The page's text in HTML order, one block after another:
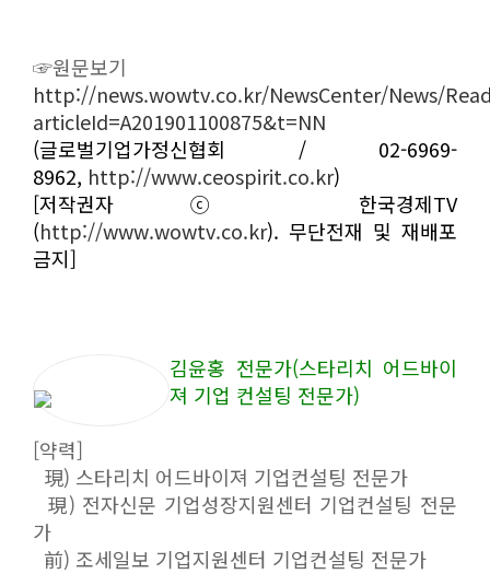
☞원문보기
http://news.wowtv.co.kr/NewsCenter/News/
articleId=A201901100875&t=NN
(글로벌기업가정신협회 / 02-6969-
8962, http://www.ceospirit.co.kr)
[저작권자 ⓒ 한국경제TV
(http://www.wowtv.co.kr). 무단전재 및 재배포
금지]
김윤홍 전문가(스타리치 어드바이
져 기업 컨설팅 전문가)
[약력]
現) 스타리치 어드바이져 기업컨설팅 전문가
現) 전자신문 기업성장지원센터 기업컨설팅 전문
가
前) 조세일보 기업지원센터 기업컨설팅 전문가